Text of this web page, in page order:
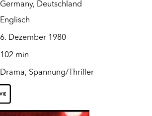
Germany, Deutschland
Englisch
6. Dezember 1980
102 min
Drama, Spannung/Thriller